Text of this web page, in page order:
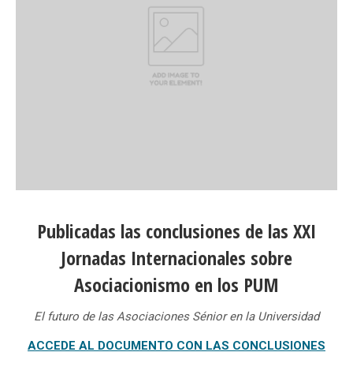
Publicadas las conclusiones de las XXI
Jornadas Internacionales sobre
Asociacionismo en los PUM
El futuro de las Asociaciones Sénior en la Universidad
ACCEDE AL DOCUMENTO CON LAS CONCLUSIONES